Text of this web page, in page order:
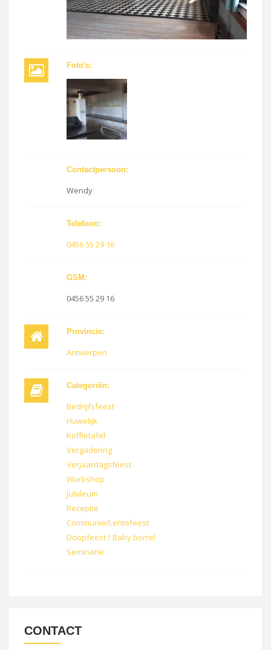
Foto's:
Contactpersoon:
Wendy
Telefoon:
0456 55 29 16
GSM:
0456 55 29 16
Provincie:
Antwerpen
Categoriën:
Bedrijfsfeest
Huwelijk
Koffietafel
Vergadering
Verjaardagsfeest
Workshop
Jubileum
Receptie
Communie/Lentefeest
Doopfeest / Baby borrel
Seminarie
CONTACT